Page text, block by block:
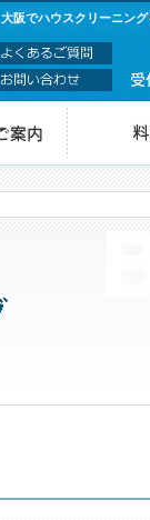
大阪でハウスクリーニン